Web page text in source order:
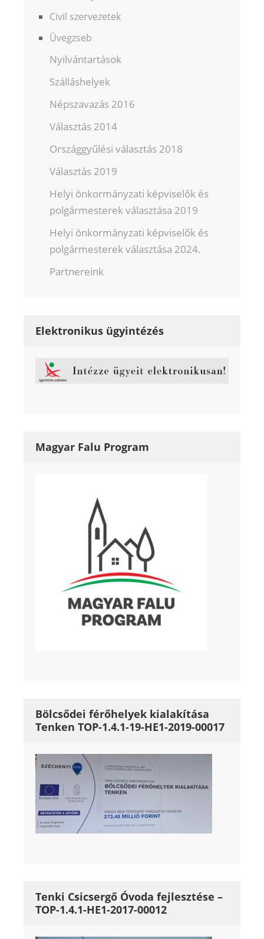
Civil szervezetek
Üvegzseb
Nyilvántartások
Szálláshelyek
Népszavazás 2016
Választás 2014
Országgyűlési választás 2018
Választás 2019
Helyi önkormányzati képviselők és
polgármesterek választása 2019
Helyi önkormányzati képviselők és
polgármesterek választása 2024.
Partnereink
Elektronikus ügyintézés
Magyar Falu Program
Bölcsődei férőhelyek kialakítása
Tenken TOP-1.4.1-19-HE1-2019-00017
Tenki Csicsergő Óvoda fejlesztése –
TOP-1.4.1-HE1-2017-00012